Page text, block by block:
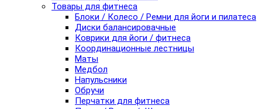
Товары для фитнеса
Блоки / Колесо / Ремни для йоги и пилатеса
Диски балансировачные
Коврики для йоги / фитнеса
Координационные лестницы
Маты
Медбол
Напульсники
Обручи
Перчатки для фитнеса